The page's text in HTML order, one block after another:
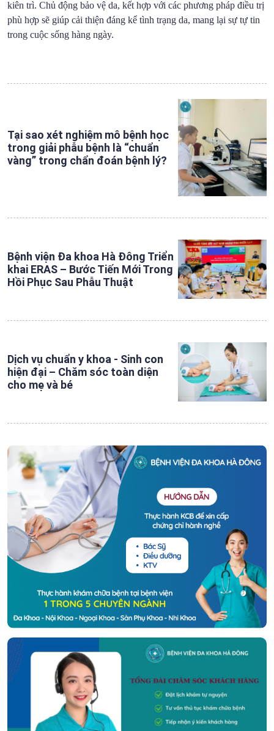
kiên trì. Chủ động bảo vệ da, kết hợp với các phương pháp điều trị
phù hợp sẽ giúp cải thiện đáng kể tình trạng da, mang lại sự tự tin
trong cuộc sống hàng ngày.
Tại sao xét nghiệm mô bệnh học
trong giải phẫu bệnh là “chuẩn
vàng” trong chẩn đoán bệnh lý?
Bệnh viện Đa khoa Hà Đông Triển
khai ERAS – Bước Tiến Mới Trong
Hồi Phục Sau Phẫu Thuật
Dịch vụ chuẩn y khoa - Sinh con
hiện đại – Chăm sóc toàn diện
cho mẹ và bé